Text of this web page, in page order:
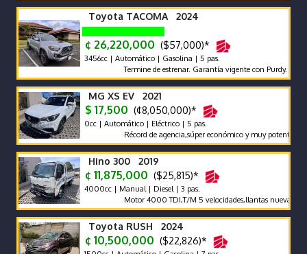
Toyota TACOMA 2024
¢ 26,220,000 ($57,000)*
3456cc | Automático | Gasolina | 5 pas.
Termine de estrenar. Garantía vigente con Purdy.
MG XS EV 2021
$ 17,500 (¢8,050,000)*
0cc | Automático | Eléctrico | 5 pas.
Récord de agencia,súper económico y muy potente,full
Hino 300 2019
¢ 11,875,000 ($25,815)*
4000cc | Manual | Diesel | 3 pas.
Motor 4000 TDI,T/M 5 velocidades,llantas
Toyota RUSH 2024
¢ 10,500,000 ($22,826)*